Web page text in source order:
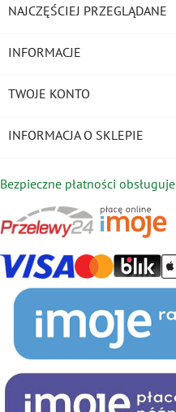
NAJCZĘŚCIEJ PRZEGLĄDANE
INFORMACJE
TWOJE KONTO
INFORMACJA O SKLEPIE
Bezpieczne płatności obsługuje